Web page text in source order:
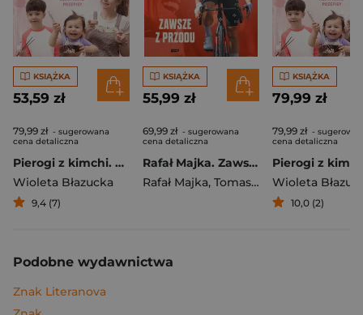
KSIĄŻKA
53,59 zł
79,99 zł - sugerowana
cena detaliczna
Pierogi z kimchi. Moje ulubione azjatyckie przepisy
Wioleta Błazucka
9,4 (7)
KSIĄŻKA
55,99 zł
69,99 zł - sugerowana
cena detaliczna
Rafał Majka. Zawsze z przodu. Rozmawia Tomasz Kalemba - książka z autografem
Rafał Majka, Tomasz Kalemba
KSIĄŻKA
79,99 zł
79,99 zł -
cena detaliczna
Wioleta
10,0 (2)
Podobne wydawnictwa
Znak Literanova